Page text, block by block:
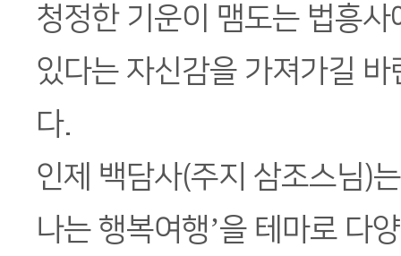
청정한 기운이 맴도는 법흥
있다는 자신감을 가져가길 바
다.
인제 백담사(주지 삼조스님)
나는 행복여행’을 테마로 다